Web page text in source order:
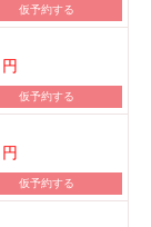
仮予約する
仮予約する
仮予約する